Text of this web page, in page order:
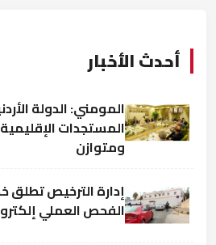
أحدث الأخبار
المومني: الدولة
المستجدات
ومتوازن
إدارة الترخيص تطلق
الفحص العملي